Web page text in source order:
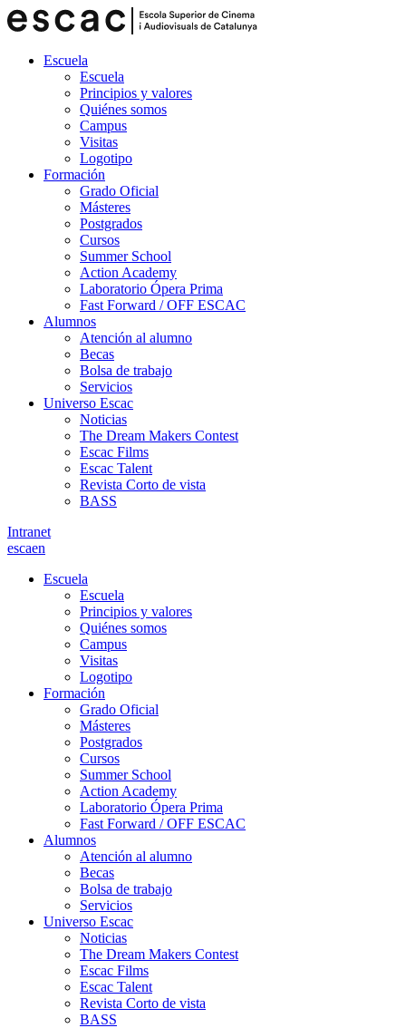
Escuela
Escuela
Principios y valores
Quiénes somos
Campus
Visitas
Logotipo
Formación
Grado Oficial
Másteres
Postgrados
Cursos
Summer School
Action Academy
Laboratorio Ópera Prima
Fast Forward / OFF ESCAC
Alumnos
Atención al alumno
Becas
Bolsa de trabajo
Servicios
Universo Escac
Noticias
The Dream Makers Contest
Escac Films
Escac Talent
Revista Corto de vista
BASS
Intranet
escaen
Escuela
Escuela
Principios y valores
Quiénes somos
Campus
Visitas
Logotipo
Formación
Grado Oficial
Másteres
Postgrados
Cursos
Summer School
Action Academy
Laboratorio Ópera Prima
Fast Forward / OFF ESCAC
Alumnos
Atención al alumno
Becas
Bolsa de trabajo
Servicios
Universo Escac
Noticias
The Dream Makers Contest
Escac Films
Escac Talent
Revista Corto de vista
BASS